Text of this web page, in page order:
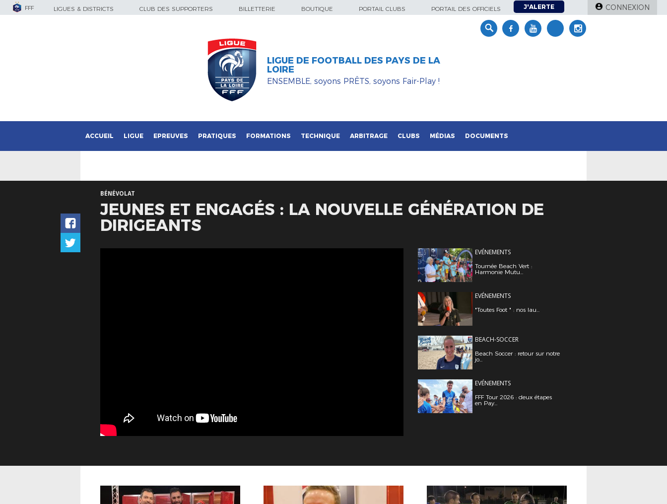
FFF LIGUES & DISTRICTS CLUB DES SUPPORTERS BILLETTERIE BOUTIQUE PORTAIL CLUBS PORTAIL DES OFFICIELS J'ALERTE CONNEXION
LIGUE DE FOOTBALL DES PAYS DE LA
LOIRE
ENSEMBLE, soyons PRÊTS, soyons Fair-Play !
ACCUEIL LIGUE EPREUVES PRATIQUES FORMATIONS TECHNIQUE ARBITRAGE CLUBS MÉDIAS DOCUMENTS
BÉNÉVOLAT
JEUNES ET ENGAGÉS : LA NOUVELLE GÉNÉRATION DE
DIRIGEANTS
EVÉNEMENTS
Tournée Beach Vert :
Harmonie Mutu...
EVÉNEMENTS
"Toutes Foot " : nos lau...
BEACH-SOCCER
Beach Soccer : retour sur notre
jo...
EVÉNEMENTS
FFF Tour 2026 : deux étapes
en Pay...